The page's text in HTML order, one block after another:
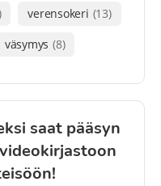
verensokeri (13)
väsymys (8)
saat pääsyn